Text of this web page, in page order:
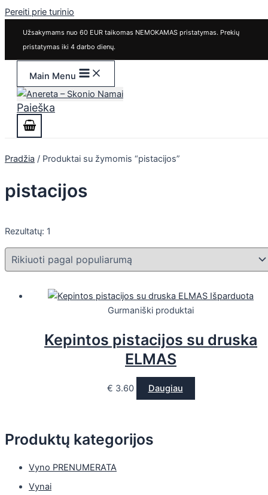
Pereiti prie turinio
Užsakymams nuo 60 EUR taikomas NEMOKAMAS pristatymas. Prekių
pristatymas iki 4 darbo dienų.
Main Menu
Paieška
Produktų kategorijos
Vyno PRENUMERATA
Vynai
Pradžia / Produktai su žymomis “pistacijos”
pistacijos
Rezultatų: 1
Išparduota
Gurmaniški produktai
Kepintos pistacijos su druska
ELMAS
€ 3.60 Daugiau